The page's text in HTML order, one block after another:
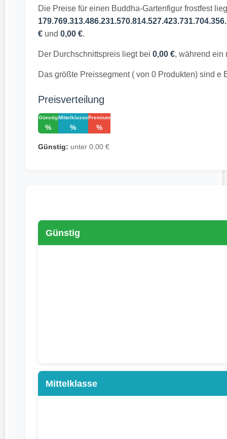
Die Preise für einen Buddha-Gartenfigur frostfest
€und 0,00 €.
Der Durchschnittspreis liegt bei 0,00 €, während ein
Das größte Preissegment ( von 0 Produkten) sind e
Preisverteilung
Günstig
%
Mittelklasse
%
Premium
%
Günstig: unter 0,00 €
Günstig
Mittelklasse